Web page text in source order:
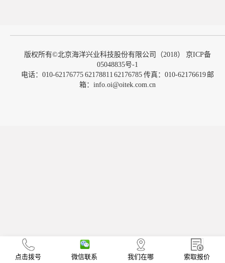
版权所有©北京海洋兴业科技股份有限公司（2018）
京ICP备
05048835号-1
电话：010-62176775 62178811 62176785 传真：010-62176619 邮
箱：info.oi@oitek.com.cn
点击拨号 微信联系 我们在哪 索取报价